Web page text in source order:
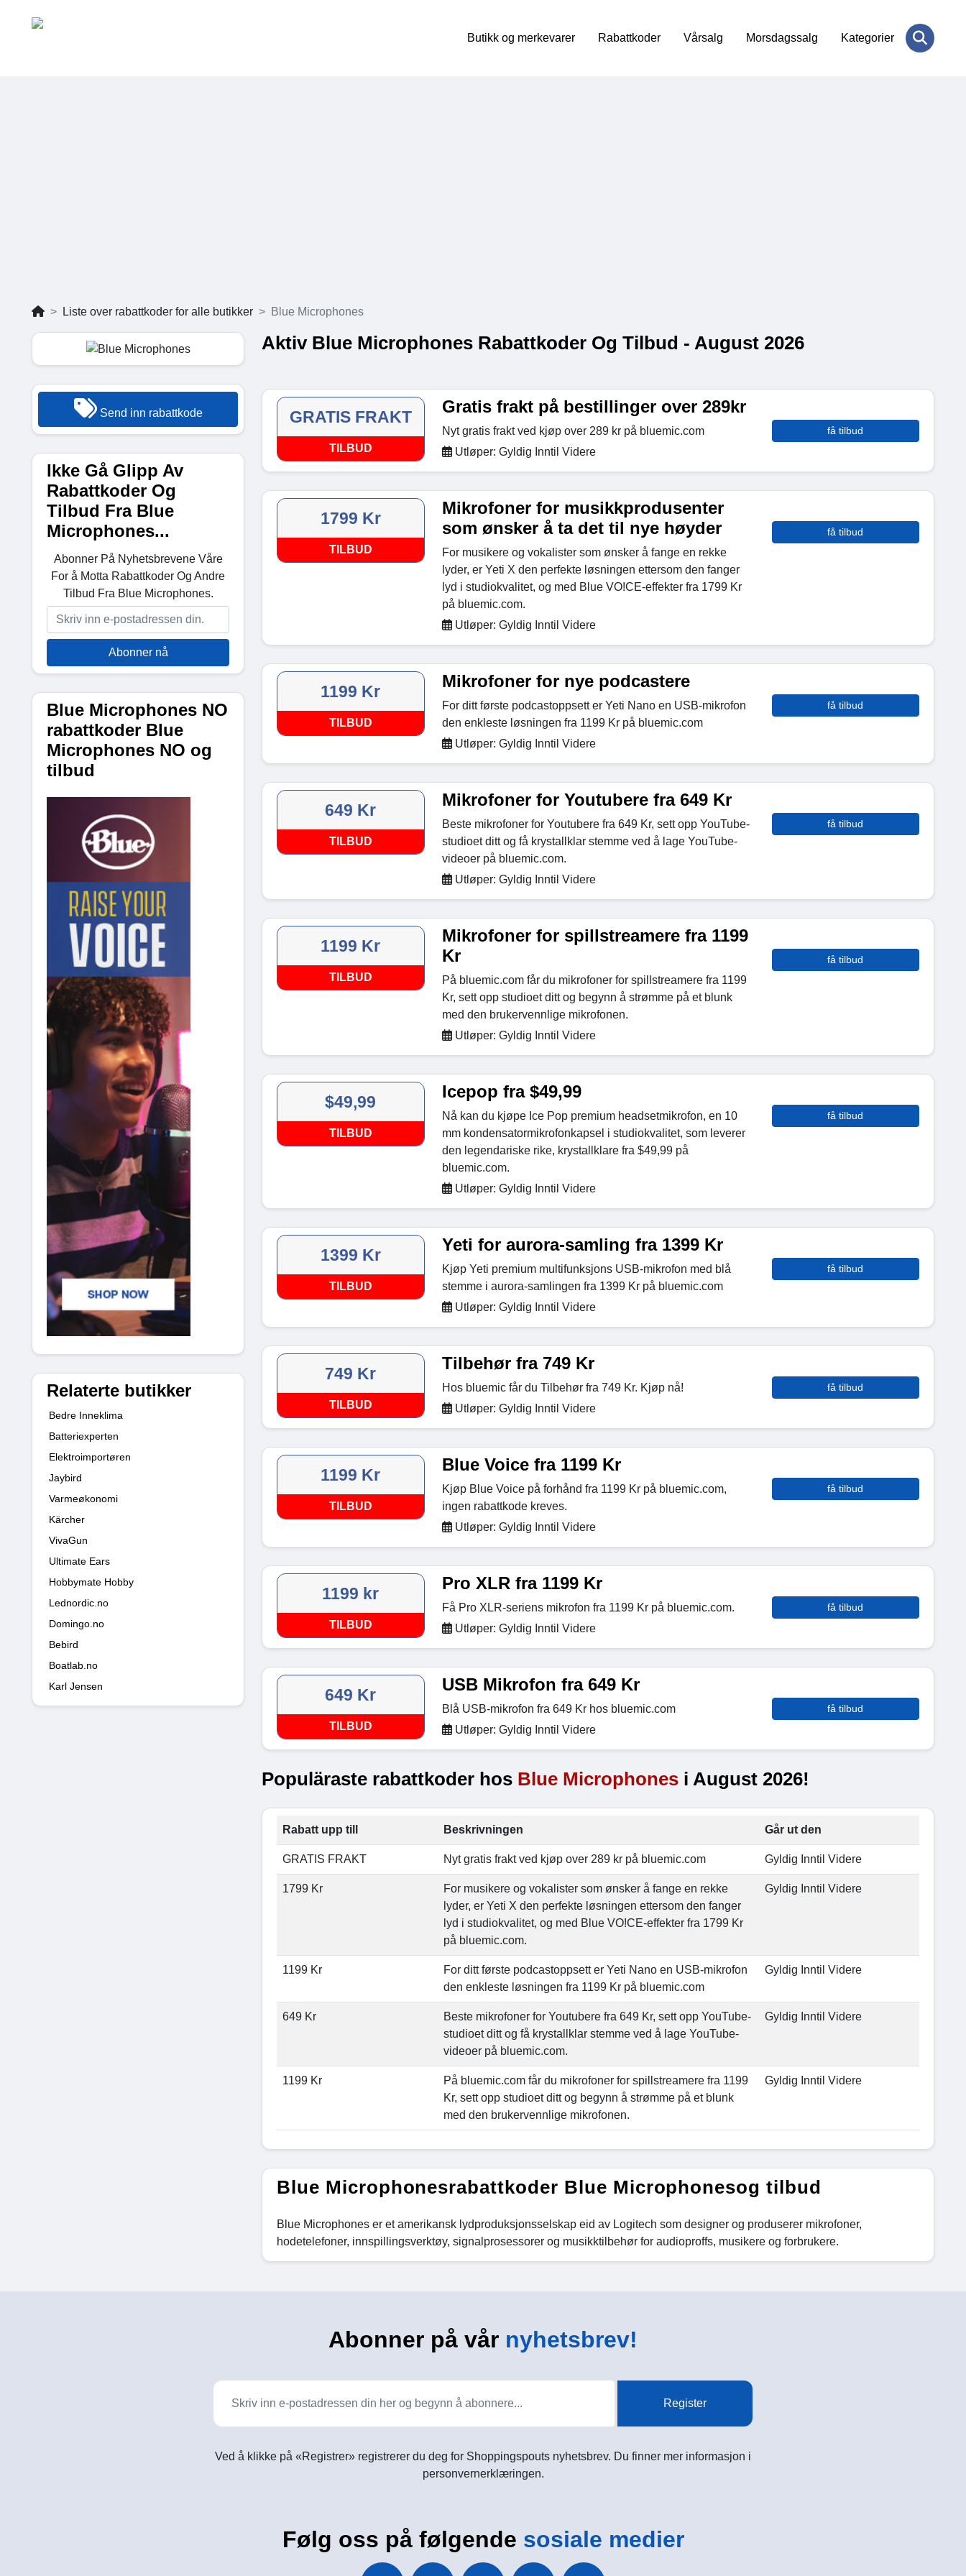
Butikk og merkevarer Rabattkoder Vårsalg Morsdagssalg Kategorier
Liste over rabattkoder for alle butikker Blue Microphones
Send inn rabattkode
Ikke Gå Glipp Av
Rabattkoder Og
Tilbud Fra Blue
Microphones...
Abonner På Nyhetsbrevene Våre
For å Motta Rabattkoder Og Andre
Tilbud Fra Blue Microphones.
Abonner nå
Blue Microphones NO
rabattkoder Blue
Microphones NO og
tilbud
Relaterte butikker
Bedre Inneklima
Batteriexperten
Elektroimportøren
Jaybird
Varmeøkonomi
Kärcher
VivaGun
Ultimate Ears
Hobbymate Hobby
Lednordic.no
Domingo.no
Bebird
Boatlab.no
Karl Jensen
Aktiv Blue Microphones Rabattkoder Og Tilbud - August 2026
GRATIS FRAKT
TILBUD
Gratis frakt på bestillinger over 289kr
Nyt gratis frakt ved kjøp over 289 kr på bluemic.com
Utløper: Gyldig Inntil Videre
få tilbud
1799 Kr
TILBUD
Mikrofoner for musikkprodusenter
som ønsker å ta det til nye høyder
For musikere og vokalister som ønsker å fange en rekke
lyder, er Yeti X den perfekte løsningen ettersom den fanger
lyd i studiokvalitet, og med Blue VO!CE-effekter fra 1799 Kr
på bluemic.com.
Utløper: Gyldig Inntil Videre
få tilbud
1199 Kr
TILBUD
Mikrofoner for nye podcastere
For ditt første podcastoppsett er Yeti Nano en USB-mikrofon
den enkleste løsningen fra 1199 Kr på bluemic.com
Utløper: Gyldig Inntil Videre
få tilbud
649 Kr
TILBUD
Mikrofoner for Youtubere fra 649 Kr
Beste mikrofoner for Youtubere fra 649 Kr, sett opp YouTube-
studioet ditt og få krystallklar stemme ved å lage YouTube-
videoer på bluemic.com.
Utløper: Gyldig Inntil Videre
få tilbud
1199 Kr
TILBUD
Mikrofoner for spillstreamere fra 1199
Kr
På bluemic.com får du mikrofoner for spillstreamere fra 1199
Kr, sett opp studioet ditt og begynn å strømme på et blunk
med den brukervennlige mikrofonen.
Utløper: Gyldig Inntil Videre
få tilbud
$49,99
TILBUD
Icepop fra $49,99
Nå kan du kjøpe Ice Pop premium headsetmikrofon, en 10
mm kondensatormikrofonkapsel i studiokvalitet, som leverer
den legendariske rike, krystallklare fra $49,99 på
bluemic.com.
Utløper: Gyldig Inntil Videre
få tilbud
1399 Kr
TILBUD
Yeti for aurora-samling fra 1399 Kr
Kjøp Yeti premium multifunksjons USB-mikrofon med blå
stemme i aurora-samlingen fra 1399 Kr på bluemic.com
Utløper: Gyldig Inntil Videre
få tilbud
749 Kr
TILBUD
Tilbehør fra 749 Kr
Hos bluemic får du Tilbehør fra 749 Kr. Kjøp nå!
Utløper: Gyldig Inntil Videre
få tilbud
1199 Kr
TILBUD
Blue Voice fra 1199 Kr
Kjøp Blue Voice på forhånd fra 1199 Kr på bluemic.com,
ingen rabattkode kreves.
Utløper: Gyldig Inntil Videre
få tilbud
1199 kr
TILBUD
Pro XLR fra 1199 Kr
Få Pro XLR-seriens mikrofon fra 1199 Kr på bluemic.com.
Utløper: Gyldig Inntil Videre
få tilbud
649 Kr
TILBUD
USB Mikrofon fra 649 Kr
Blå USB-mikrofon fra 649 Kr hos bluemic.com
Utløper: Gyldig Inntil Videre
få tilbud
Populäraste rabattkoder hos Blue Microphones i August 2026!
Rabatt upp till Beskrivningen Går ut den
GRATIS FRAKT Nyt gratis frakt ved kjøp over 289 kr på bluemic.com Gyldig Inntil Videre
1799 Kr
For musikere og vokalister som ønsker å fange en rekke
lyder, er Yeti X den perfekte løsningen ettersom den fanger
lyd i studiokvalitet, og med Blue VO!CE-effekter fra 1799 Kr
på bluemic.com.
Gyldig Inntil Videre
1199 Kr
For ditt første podcastoppsett er Yeti Nano en USB-mikrofon
den enkleste løsningen fra 1199 Kr på bluemic.com
Gyldig Inntil Videre
649 Kr
Beste mikrofoner for Youtubere fra 649 Kr, sett opp YouTube-
studioet ditt og få krystallklar stemme ved å lage YouTube-
videoer på bluemic.com.
Gyldig Inntil Videre
1199 Kr
På bluemic.com får du mikrofoner for spillstreamere fra 1199
Kr, sett opp studioet ditt og begynn å strømme på et blunk
med den brukervennlige mikrofonen.
Gyldig Inntil Videre
Blue Microphonesrabattkoder Blue Microphonesog tilbud
Blue Microphones er et amerikansk lydproduksjonsselskap eid av Logitech som designer og produserer mikrofoner,
hodetelefoner, innspillingsverktøy, signalprosessorer og musikktilbehør for audioproffs, musikere og forbrukere.
Abonner på vår nyhetsbrev!
Register
Ved å klikke på «Registrer» registrerer du deg for Shoppingspouts nyhetsbrev. Du finner mer informasjon i
personvernerklæringen.
Følg oss på følgende sosiale medier